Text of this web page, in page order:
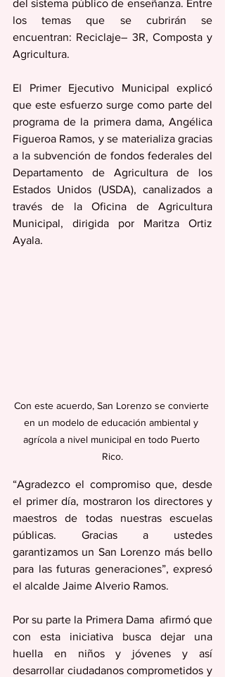
del sistema público de enseñanza. Entre
los temas que se cubrirán se
encuentran: Reciclaje– 3R, Composta y
Agricultura.
El Primer Ejecutivo Municipal explicó
que este esfuerzo surge como parte del
programa de la primera dama, Angélica
Figueroa Ramos, y se materializa gracias
a la subvención de fondos federales del
Departamento de Agricultura de los
Estados Unidos (USDA), canalizados a
través de la Oficina de Agricultura
Municipal, dirigida por Maritza Ortiz
Ayala.
Con este acuerdo, San Lorenzo se convierte
en un modelo de educación ambiental y
agrícola a nivel municipal en todo Puerto
Rico.
“Agradezco el compromiso que, desde
el primer día, mostraron los directores y
maestros de todas nuestras escuelas
públicas. Gracias a ustedes
garantizamos un San Lorenzo más bello
para las futuras generaciones”, expresó
el alcalde Jaime Alverio Ramos.
Por su parte la Primera Dama  afirmó que
con esta iniciativa busca dejar una
huella en niños y jóvenes y así
desarrollar ciudadanos comprometidos y